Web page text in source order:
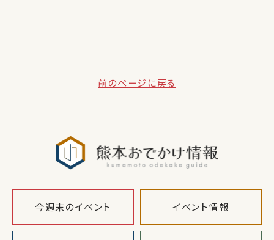
前のページに戻る
今週末のイベント イベント情報